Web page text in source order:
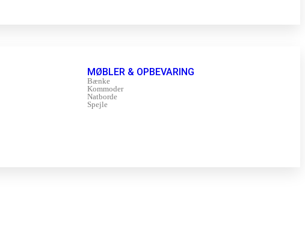
MØBLER & OPBEVARING
Bænke
Kommoder
Natborde
Spejle